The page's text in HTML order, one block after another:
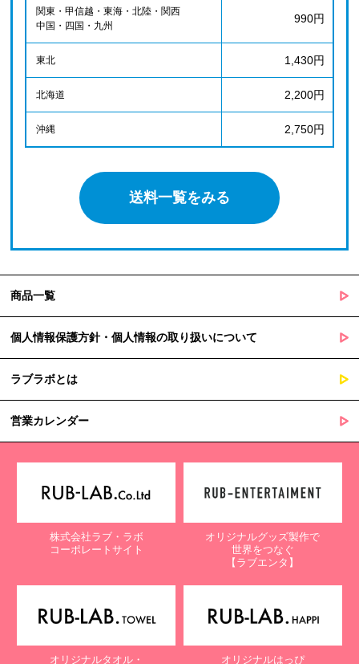
関東・甲信越・東海・北陸・関西
中国・四国・九州
990円
東北 1,430円
北海道 2,200円
沖縄 2,750円
送料一覧をみる
商品一覧
個人情報保護方針・個人情報の取り扱いについて
ラブラボとは
営業カレンダー
株式会社ラブ・ラボ
コーポレートサイト
オリジナルグッズ製作で
世界をつなぐ
【ラブエンタ】
オリジナルタオル・ オリジナルはっぴ